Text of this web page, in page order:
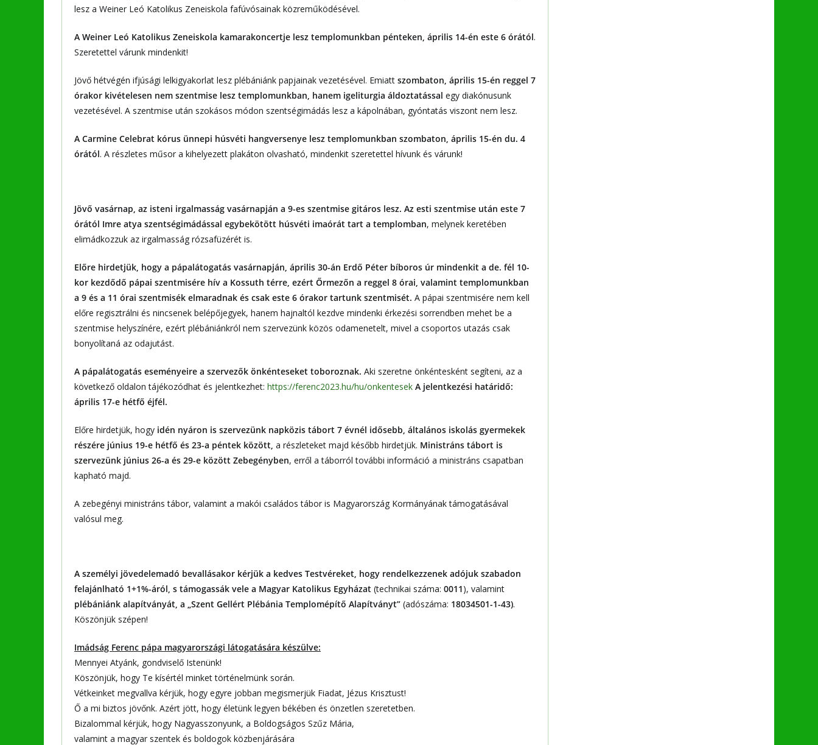
lesz a Weiner Leó Katolikus Zeneiskola fafúvósainak közreműködésével.
A Weiner Leó Katolikus Zeneiskola kamarakoncertje lesz templomunkban pénteken, április 14-én este 6 órától.
Szeretettel várunk mindenkit!
Jövő hétvégén ifjúsági lelkigyakorlat lesz plébániánk papjainak vezetésével. Emiatt szombaton, április 15-én reggel 7
órakor kivételesen nem szentmise lesz templomunkban, hanem igeliturgia áldoztatással egy diakónusunk
vezetésével. A szentmise után szokásos módon szentségimádás lesz a kápolnában, gyóntatás viszont nem lesz.
A Carmine Celebrat kórus ünnepi húsvéti hangversenye lesz templomunkban szombaton, április 15-én du. 4
órától. A részletes műsor a kihelyezett plakáton olvasható, mindenkit szeretettel hívunk és várunk!
Jövő vasárnap, az isteni irgalmasság vasárnapján a 9-es szentmise gitáros lesz. Az esti szentmise után este 7
órától Imre atya szentségimádással egybekötött húsvéti imaórát tart a templomban, melynek keretében
elimádkozzuk az irgalmasság rózsafüzérét is.
Előre hirdetjük, hogy a pápalátogatás vasárnapján, április 30-án Erdő Péter bíboros úr mindenkit a de. fél 10-
kor kezdődő pápai szentmisére hív a Kossuth térre, ezért Őrmezőn a reggel 8 órai, valamint templomunkban
a 9 és a 11 órai szentmisék elmaradnak és csak este 6 órakor tartunk szentmisét. A pápai szentmisére nem kell
előre regisztrálni és nincsenek belépőjegyek, hanem hajnaltól kezdve mindenki érkezési sorrendben mehet be a
szentmise helyszínére, ezért plébániánkról nem szervezünk közös odamenetelt, mivel a csoportos utazás csak
bonyolítaná az odajutást.
A pápalátogatás eseményeire a szervezők önkénteseket toboroznak. Aki szeretne önkéntesként segíteni, az a
következő oldalon tájékozódhat és jelentkezhet: https://ferenc2023.hu/hu/onkentesek A jelentkezési határidő:
április 17-e hétfő éjfél.
Előre hirdetjük, hogy idén nyáron is szervezünk napközis tábort 7 évnél idősebb, általános iskolás gyermekek
részére június 19-e hétfő és 23-a péntek között, a részleteket majd később hirdetjük. Ministráns tábort is
szervezünk június 26-a és 29-e között Zebegényben, erről a táborról további információ a ministráns csapatban
kapható majd.
A zebegényi ministráns tábor, valamint a makói családos tábor is Magyarország Kormányának támogatásával
valósul meg.
A személyi jövedelemadó bevallásakor kérjük a kedves Testvéreket, hogy rendelkezzenek adójuk szabadon
felajánlható 1+1%-áról, s támogassák vele a Magyar Katolikus Egyházat (technikai száma: 0011), valamint
plébániánk alapítványát, a „Szent Gellért Plébánia Templomépítő Alapítványt” (adószáma: 18034501-1-43).
Köszönjük szépen!
Imádság Ferenc pápa magyarországi látogatására készülve:
Mennyei Atyánk, gondviselő Istenünk!
Köszönjük, hogy Te kísértél minket történelmünk során.
Vétkeinket megvallva kérjük, hogy egyre jobban megismerjük Fiadat, Jézus Krisztust!
Ő a mi biztos jövőnk. Azért jött, hogy életünk legyen békében és önzetlen szeretetben.
Bizalommal kérjük, hogy Nagyasszonyunk, a Boldogságos Szűz Mária,
valamint a magyar szentek és boldogok közbenjárására